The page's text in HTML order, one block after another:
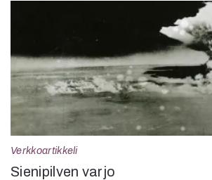
Verkkoartikkeli
Sienipilven varjo